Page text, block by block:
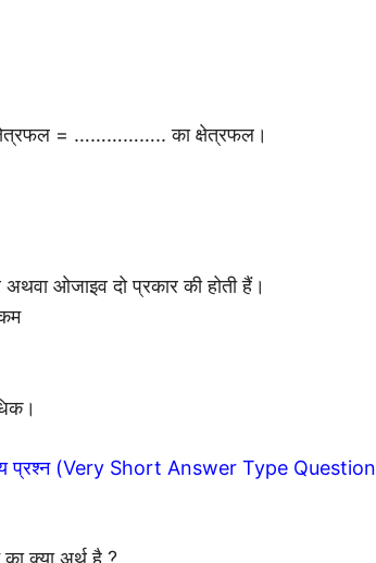
= …………….. का क्षेत्रफल।
ओजाइव दो प्रकार की होती हैं।
प्रश्न (Very Short Answer Type
का क्या अर्थ है ?